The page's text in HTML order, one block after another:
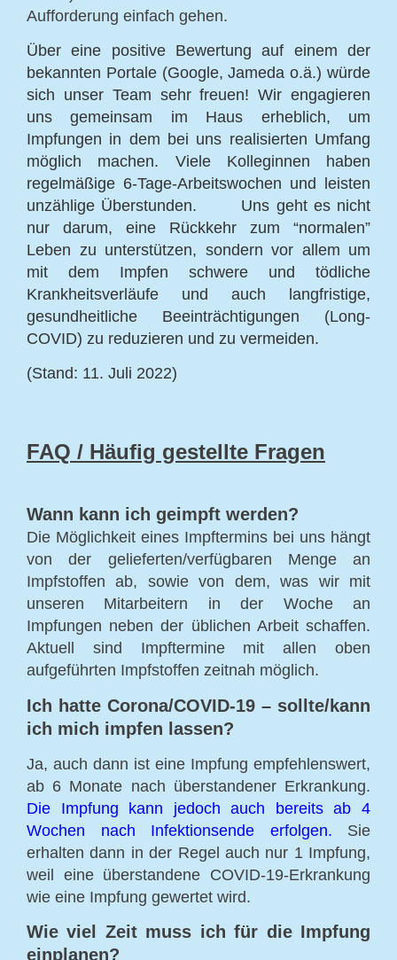
Aufforderung einfach gehen.
Über eine positive Bewertung auf einem der
bekannten Portale (Google, Jameda o.ä.) würde
sich unser Team sehr freuen! Wir engagieren
uns gemeinsam im Haus erheblich, um
Impfungen in dem bei uns realisierten Umfang
möglich machen. Viele Kolleginnen haben
regelmäßige 6-Tage-Arbeitswochen und leisten
unzählige Überstunden. Uns geht es nicht
nur darum, eine Rückkehr zum “normalen”
Leben zu unterstützen, sondern vor allem um
mit dem Impfen schwere und tödliche
Krankheitsverläufe und auch langfristige,
gesundheitliche Beeinträchtigungen (Long-
COVID) zu reduzieren und zu vermeiden.
(Stand: 11. Juli 2022)
FAQ / Häufig gestellte Fragen
Wann kann ich geimpft werden?
Die Möglichkeit eines Impftermins bei uns hängt
von der gelieferten/verfügbaren Menge an
Impfstoffen ab, sowie von dem, was wir mit
unseren Mitarbeitern in der Woche an
Impfungen neben der üblichen Arbeit schaffen.
Aktuell sind Impftermine mit allen oben
aufgeführten Impfstoffen zeitnah möglich.
Ich hatte Corona/COVID-19 – sollte/kann
ich mich impfen lassen?
Ja, auch dann ist eine Impfung empfehlenswert,
ab 6 Monate nach überstandener Erkrankung.
Die Impfung kann jedoch auch bereits ab 4
Wochen nach Infektionsende erfolgen. Sie
erhalten dann in der Regel auch nur 1 Impfung,
weil eine überstandene COVID-19-Erkrankung
wie eine Impfung gewertet wird.
Wie viel Zeit muss ich für die Impfung
einplanen?